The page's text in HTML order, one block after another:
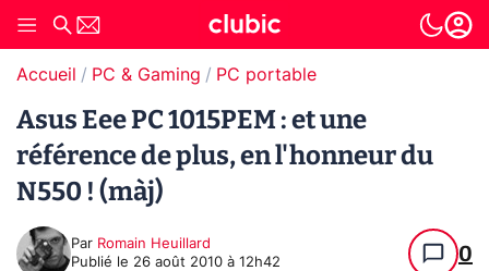
Accueil PC & Gaming PC portable
Asus Eee PC 1015PEM : et une
référence de plus, en l'honneur du
N550 ! (màj)
Par Romain Heuillard
Publié le 26 août 2010 à 12h42 0